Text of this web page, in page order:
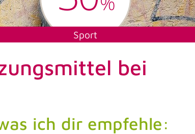
Sport
bei
ich dir empfehle: